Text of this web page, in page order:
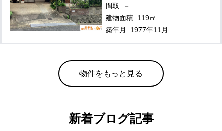
間取: －
建物面積: 119㎡
築年月: 1977年11月
物件をもっと見る
新着ブログ記事